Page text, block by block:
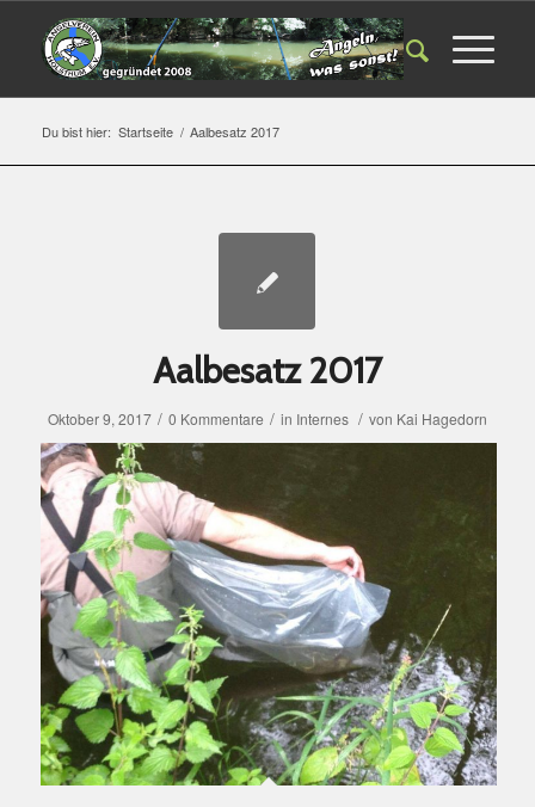
Du bist hier: Startseite / Aalbesatz 2017
Aalbesatz 2017
Oktober 9, 2017 / 0 Kommentare / in Internes / von Kai Hagedorn